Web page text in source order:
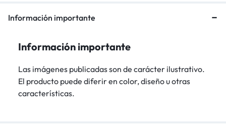
Información importante
Información importante
Las imágenes publicadas son de carácter ilustrativo.
El producto puede diferir en color, diseño u otras
características.